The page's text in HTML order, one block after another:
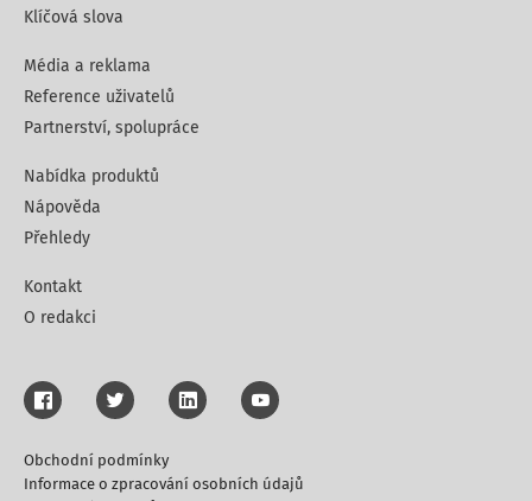
Klíčová slova
Média a reklama
Reference uživatelů
Partnerství, spolupráce
Nabídka produktů
Nápověda
Přehledy
Kontakt
O redakci
Obchodní podmínky
Informace o zpracování osobních údajů